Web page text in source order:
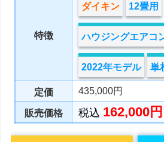
特徴
ダイキン 12畳用
ハウジングエアコ
2022年モデル 単
定価 435,000円
販売価格 税込 162,000円